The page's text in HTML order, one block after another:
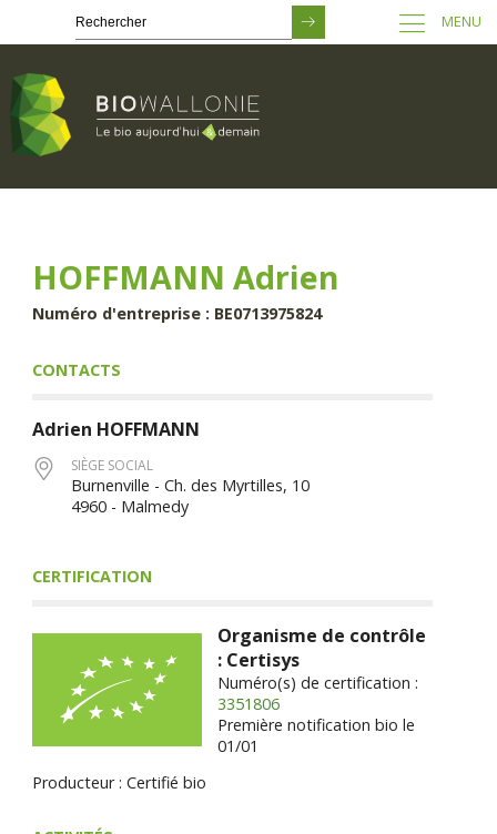
principal
MENU
HOFFMANN Adrien
Numéro d'entreprise : BE0713975824
CONTACTS
Adrien HOFFMANN
SIÈGE SOCIAL
Burnenville - Ch. des Myrtilles, 10
4960 - Malmedy
CERTIFICATION
Organisme de contrôle
: Certisys
Numéro(s) de certification :
3351806
Première notification bio le
01/01
Producteur : Certifié bio